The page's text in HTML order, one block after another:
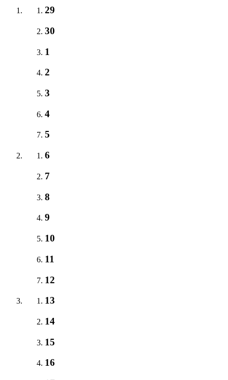
29
30
1
2
3
4
5
6
7
8
9
10
11
12
13
14
15
16